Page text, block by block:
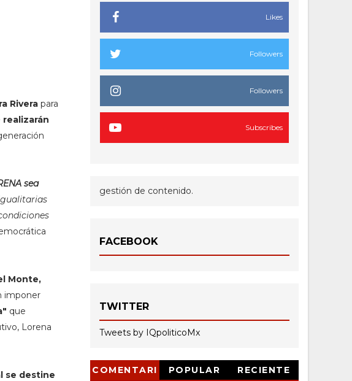
Rivera para
realizarán
sea
Monte,
imponer
que
Lorena
se destine
Likes
Followers
Followers
Subscribes
gestión de contenido.
FACEBOOK
TWITTER
Tweets by IQpoliticoMx
COMENTARI
POPULAR RECIENTE